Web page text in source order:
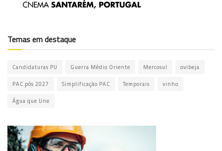
Temas em destaque
Candidaturas PU Guerra Médio Oriente Mercosul ovibeja
PAC pós 2027 Simplificação PAC Temporais vinho
Água que Une